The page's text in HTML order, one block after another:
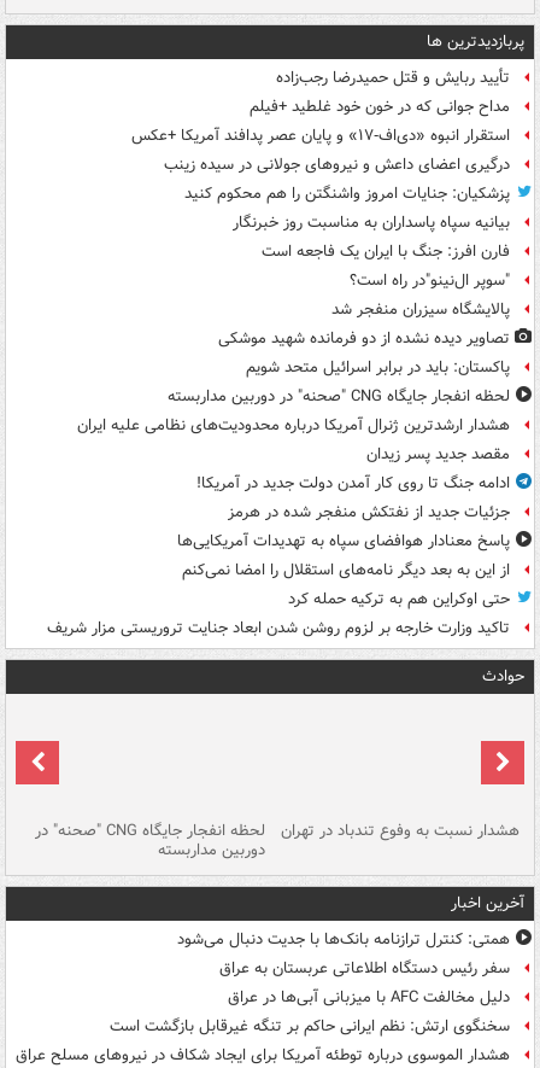
پربازدیدترین ها
تأیید ربایش و قتل حمیدرضا رجب‌زاده
مداح جوانی که در خون خود غلطید +فیلم
استقرار انبوه «دی‌اف‑۱۷» و پایان عصر پدافند آمریکا +عکس
درگیری اعضای داعش و نیروهای جولانی در سیده زینب
پزشکیان: جنایات امروز واشنگتن را هم محکوم کنید
بیانیه سپاه پاسداران به مناسبت روز خبرنگار
فارن افرز: جنگ با ایران یک فاجعه است
"سوپر ال‌نینو"در راه است؟
پالایشگاه سیزران منفجر شد
تصاویر دیده‌ نشده از دو فرمانده شهید موشکی
پاکستان: باید در برابر اسرائیل متحد شویم
لحظه انفجار جایگاه CNG "صحنه" در دوربین مداربسته
هشدار ارشدترین ژنرال آمریکا درباره محدودیت‌های نظامی علیه ایران
مقصد جدید پسر زیدان
ادامه جنگ تا روی کار آمدن دولت جدید در آمریکا!
جزئیات جدید از نفتکش منفجر شده در هرمز
پاسخ معنادار هوافضای سپاه به تهدیدات آمریکایی‌ها
از این به بعد دیگر نامه‌های استقلال را امضا نمی‌کنم
حتی اوکراین هم به ترکیه حمله کرد
تاکید وزارت خارجه بر لزوم روشن شدن ابعاد جنایت تروریستی مزار شریف
حوادث
هشدار نسبت به وفوع تندباد در تهران لحظه انفجار جایگاه CNG "صحنه" در
دوربین مداربسته
آخرین اخبار
همتی: کنترل ترازنامه بانک‌ها با جدیت دنبال می‌شود
سفر رئیس دستگاه اطلاعاتی عربستان به عراق
دلیل مخالفت AFC با میزبانی آبی‌ها در عراق
سخنگوی ارتش: نظم ایرانی حاکم بر تنگه غیرقابل بازگشت است
هشدار الموسوی درباره توطئه آمریکا برای ایجاد شکاف در نیروهای مسلح عراق